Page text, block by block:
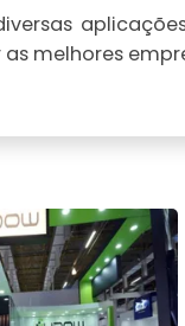
melhores